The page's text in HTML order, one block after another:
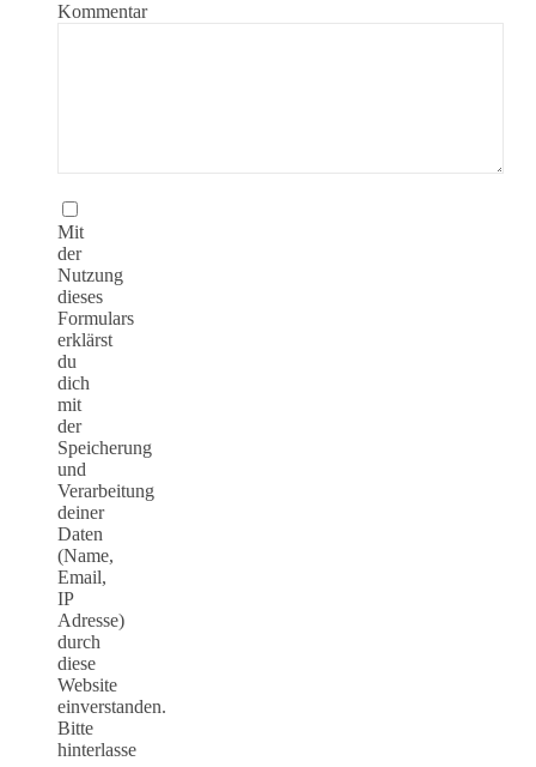
Kommentar
Mit
der
Nutzung
dieses
Formulars
erklärst
du
dich
mit
der
Speicherung
und
Verarbeitung
deiner
Daten
(Name,
Email,
IP
Adresse)
durch
diese
Website
einverstanden.
Bitte
hinterlasse